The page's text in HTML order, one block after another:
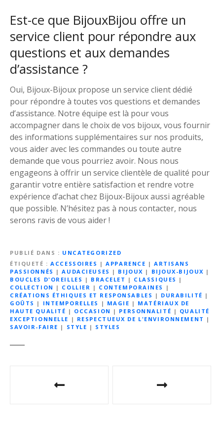
Est-ce que BijouxBijou offre un
service client pour répondre aux
questions et aux demandes
d’assistance ?
Oui, Bijoux-Bijoux propose un service client dédié
pour répondre à toutes vos questions et demandes
d’assistance. Notre équipe est là pour vous
accompagner dans le choix de vos bijoux, vous fournir
des informations supplémentaires sur nos produits,
vous aider avec les commandes ou toute autre
demande que vous pourriez avoir. Nous nous
engageons à offrir un service clientèle de qualité pour
garantir votre entière satisfaction et rendre votre
expérience d’achat chez Bijoux-Bijoux aussi agréable
que possible. N’hésitez pas à nous contacter, nous
serons ravis de vous aider !
PUBLIÉ DANS
UNCATEGORIZED
ÉTIQUETÉ
ACCESSOIRES |APPARENCE |ARTISANS
PASSIONNÉS |AUDACIEUSES | BIJOUX | BIJOUX-BIJOUX |
BOUCLES D'OREILLES | BRACELET | CLASSIQUES |
COLLECTION | COLLIER | CONTEMPORAINES
|
CRÉATIONS ÉTHIQUES ET RESPONSABLES | DURABILITÉ |
GOÛTS | INTEMPORELLES | MAGIE | MATÉRIAUX DE
HAUTE QUALITÉ | OCCASION | PERSONNALITÉ | QUALITÉ
EXCEPTIONNELLE | RESPECTUEUX DE L'ENVIRONNEMENT |
SAVOIR-FAIRE | STYLE | STYLES